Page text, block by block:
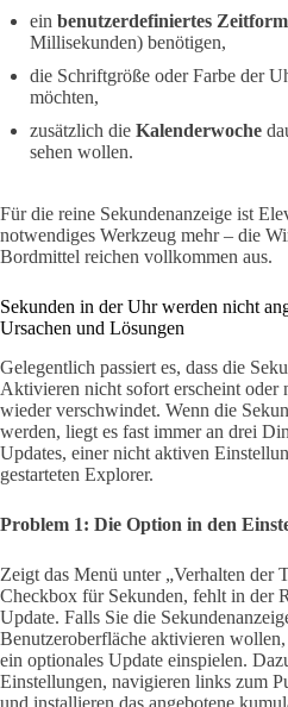
ein benutzerdefiniertes
Millisekunden) benötigen,
die Schriftgröße oder Farbe der
möchten,
zusätzlich die Kalenderwoche
sehen wollen.
Für die reine Sekundenanzeige ist
notwendiges Werkzeug mehr – die
Bordmittel reichen vollkommen aus.
Sekunden in der Uhr werden nicht
Ursachen und Lösungen
Gelegentlich passiert es, dass die
Aktivieren nicht sofort erscheint oder
wieder verschwindet. Wenn die
werden, liegt es fast immer an drei
Updates, einer nicht aktiven
gestarteten Explorer.
Problem 1: Die Option in den
Zeigt das Menü unter „Verhalten der
Checkbox für Sekunden, fehlt in der
Update. Falls Sie die
Benutzeroberfläche aktivieren wollen,
ein optionales Update einspielen.
Einstellungen, navigieren links zum
und installieren das angebotene